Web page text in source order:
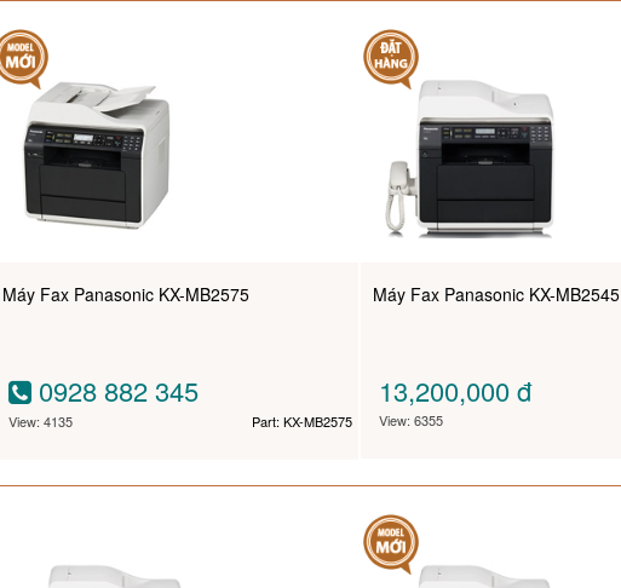
Máy Fax Panasonic KX-MB2575
0928 882 345
View: 4135 Part: KX-MB2575
Máy Fax Panasonic KX-MB2545
13,200,000đ
View: 6355